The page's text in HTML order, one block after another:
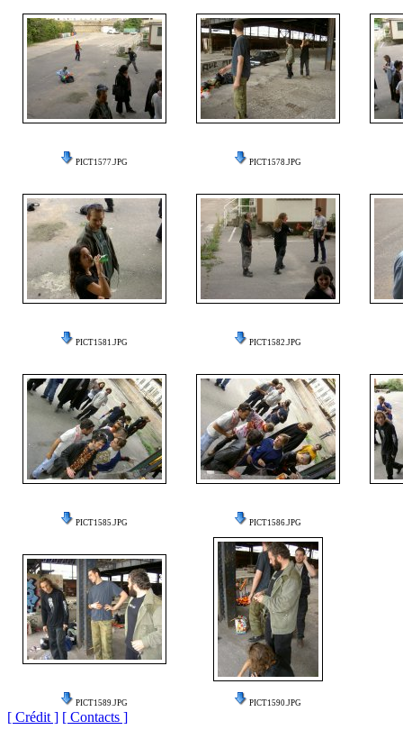
PICT1577.JPG PICT1578.JPG
PICT1581.JPG PICT1582.JPG
PICT1585.JPG PICT1586.JPG
PICT1589.JPG PICT1590.JPG
[ Crédit ] [ Contacts ]